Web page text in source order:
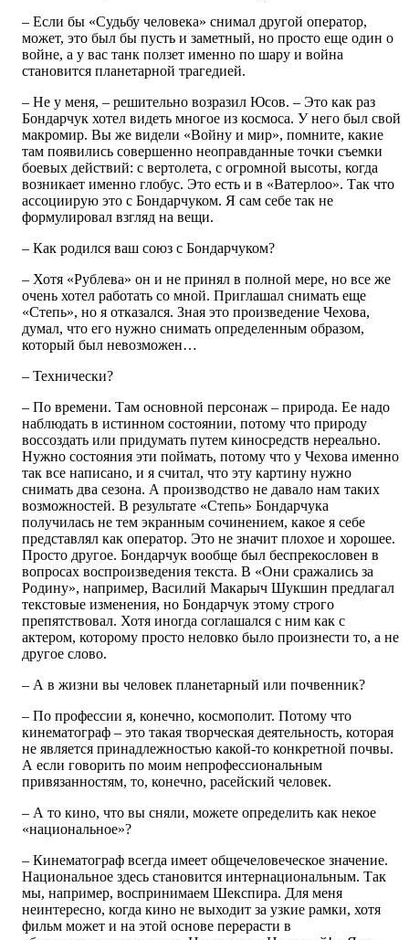
– Если бы «Судьбу человека» снимал другой оператор,
может, это был бы пусть и заметный, но просто еще один о
войне, а у вас танк ползет именно по шару и война
становится планетарной трагедией.
– Не у меня, – решительно возразил Юсов. – Это как раз
Бондарчук хотел видеть многое из космоса. У него был свой
макромир. Вы же видели «Войну и мир», помните, какие
там появились совершенно неоправданные точки съемки
боевых действий: с вертолета, с огромной высоты, когда
возникает именно глобус. Это есть и в «Ватерлоо». Так что
ассоциирую это с Бондарчуком. Я сам себе так не
формулировал взгляд на вещи.
– Как родился ваш союз с Бондарчуком?
– Хотя «Рублева» он и не принял в полной мере, но все же
очень хотел работать со мной. Приглашал снимать еще
«Степь», но я отказался. Зная это произведение Чехова,
думал, что его нужно снимать определенным образом,
который был невозможен…
– Технически?
– По времени. Там основной персонаж – природа. Ее надо
наблюдать в истинном состоянии, потому что природу
воссоздать или придумать путем киносредств нереально.
Нужно состояния эти поймать, потому что у Чехова именно
так все написано, и я считал, что эту картину нужно
снимать два сезона. А производство не давало нам таких
возможностей. В результате «Степь» Бондарчука
получилась не тем экранным сочинением, какое я себе
представлял как оператор. Это не значит плохое и хорошее.
Просто другое. Бондарчук вообще был беспрекословен в
вопросах воспроизведения текста. В «Они сражались за
Родину», например, Василий Макарыч Шукшин предлагал
текстовые изменения, но Бондарчук этому строго
препятствовал. Хотя иногда соглашался с ним как с
актером, которому просто неловко было произнести то, а не
другое слово.
– А в жизни вы человек планетарный или почвенник?
– По профессии я, конечно, космополит. Потому что
кинематограф – это такая творческая деятельность, которая
не является принадлежностью какой-то конкретной почвы.
А если говорить по моим непрофессиональным
привязанностям, то, конечно, расейский человек.
– А то кино, что вы сняли, можете определить как некое
«национальное»?
– Кинематограф всегда имеет общечеловеческое значение.
Национальное здесь становится интернациональным. Так
мы, например, воспринимаем Шекспира. Для меня
неинтересно, когда кино не выходит за узкие рамки, хотя
фильм может и на этой основе перерасти в